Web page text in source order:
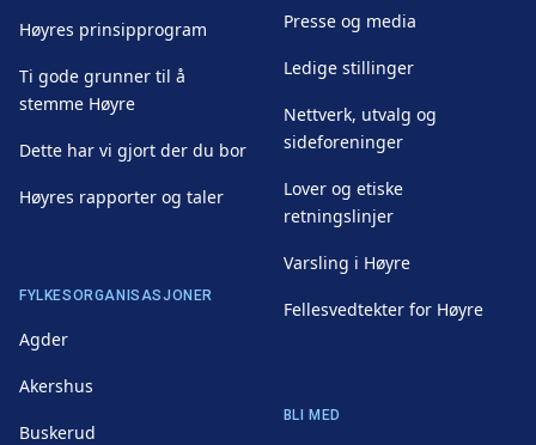
Høyres prinsipprogram
Ti gode grunner til å
stemme Høyre
Dette har vi gjort der du bor
Høyres rapporter og taler
Presse og media
Ledige stillinger
Nettverk, utvalg og
sideforeninger
Lover og etiske
retningslinjer
Varsling i Høyre
Fellesvedtekter for Høyre
FYLKESORGANISASJONER
Agder
Akershus
Buskerud
BLI MED